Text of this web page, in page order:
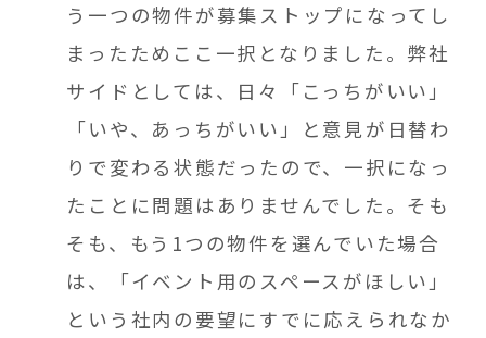
う一つの物件が募集ストップになってし
まったため ここ一択となりました。弊社
サイドとしては、日々「こっちがいい」
「いや、あっちがいい」と意見が日替わ
りで変わる状態だったので、一択になっ
たことに問題はありませんでした。そも
そも、もう1つの物件を選んでいた場合
は、「イベント用のスペースがほしい」
という社内の要望にすでに応えられなか